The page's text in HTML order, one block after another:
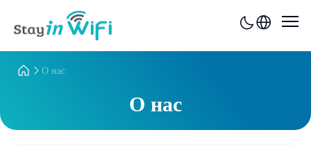
О нас
О нас